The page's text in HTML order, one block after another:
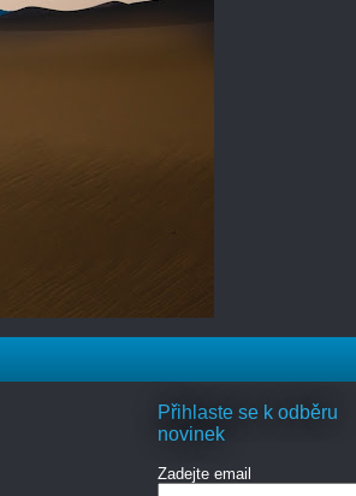
Přihlaste se k odběru
novinek
Zadejte email